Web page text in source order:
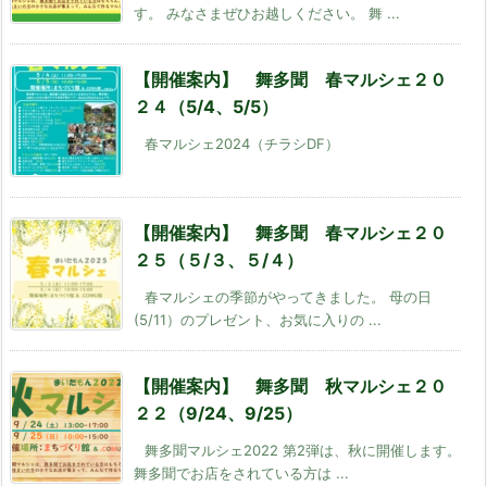
す。 みなさまぜひお越しください。 舞 ...
【開催案内】 舞多聞 春マルシェ２０
２４（5/4、5/5）
春マルシェ2024（チラシDF）
【開催案内】 舞多聞 春マルシェ２０
２５（５/３、５/４）
春マルシェの季節がやってきました。 母の日
(5/11）のプレゼント、お気に入りの ...
【開催案内】 舞多聞 秋マルシェ２０
２２（9/24、9/25）
舞多聞マルシェ2022 第2弾は、秋に開催します。
舞多聞でお店をされている方は ...